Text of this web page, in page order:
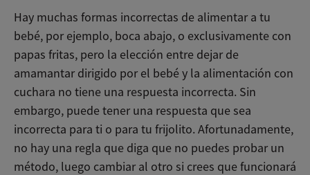
Hay muchas formas incorrectas de alimentar a tu
bebé, por ejemplo, boca abajo, o exclusivamente con
papas fritas, pero la elección entre dejar de
amamantar dirigido por el bebé y la alimentación con
cuchara no tiene una respuesta incorrecta. Sin
embargo, puede tener una respuesta que sea
incorrecta para ti o para tu frijolito. Afortunadamente,
no hay una regla que diga que no puedes probar un
método, luego cambiar al otro si crees que funcionará